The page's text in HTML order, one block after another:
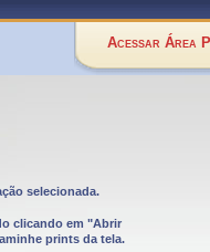
Acessar Área
selecionada.
clicando em "Abrir
prints da tela.